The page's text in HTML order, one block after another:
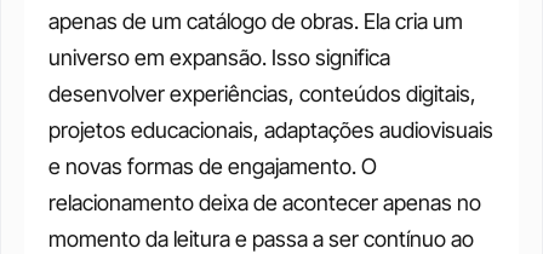
apenas de um catálogo de obras. Ela cria um
universo em expansão. Isso significa
desenvolver experiências, conteúdos digitais,
projetos educacionais, adaptações audiovisuais
e novas formas de engajamento. O
relacionamento deixa de acontecer apenas no
momento da leitura e passa a ser contínuo ao